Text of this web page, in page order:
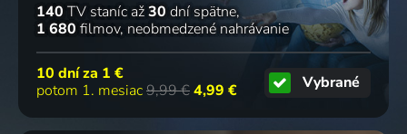
140 TV staníc až30 dní spätne
1 680 filmov neobmedzené nahrávanie
10 dní za 1 €
potom 1. mesiac9,99 €4,99 € Vybrané